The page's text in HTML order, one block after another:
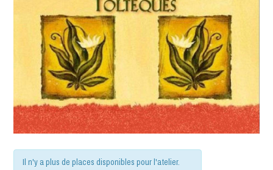
Il n'y a plus de places disponibles pour l'atelier.